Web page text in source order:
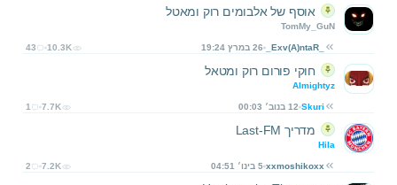
אוסף של אלבומים רוק ומאטל
TomMy_GuN
_Exv(A)ntaR_ 26 במרץ 19:24 43 10.3K
חוקי פורום רוק ומטאל
Almightyz
Skuri 12 בנוב׳ 00:03 1 7.7K
מדריך Last-FM
Hila
xxmoshikoxx 5 בינו׳ 04:51 2 7.2K